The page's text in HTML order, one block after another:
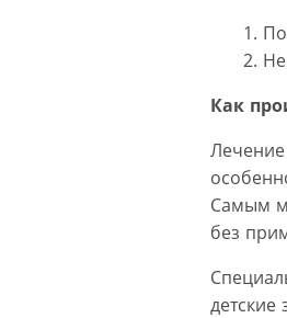
Как
Лечение
Самым
без